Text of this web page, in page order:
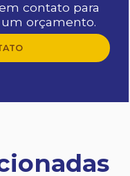
contato para
orçamento.